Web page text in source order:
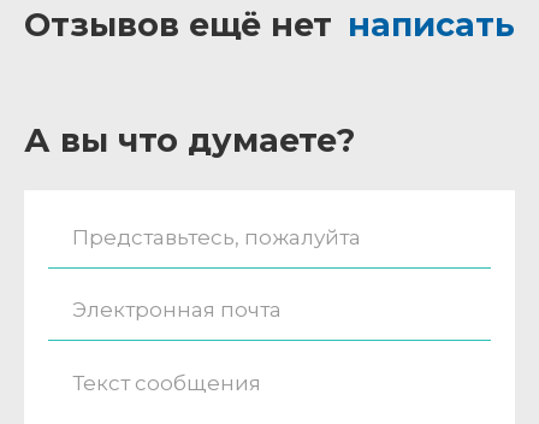
Отзывов ещё нет написать
А вы что думаете?